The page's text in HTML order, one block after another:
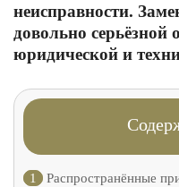
неисправности.
довольно серьёзной
юридической и
1
Распространённые